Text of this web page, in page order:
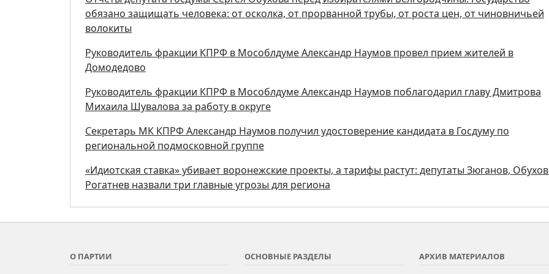
обязано защищать человека: от осколка, от прорванной трубы, от роста цен, от чиновничьей
волокиты
Руководитель фракции КПРФ в Мособлдуме Александр Наумов провел прием жителей в
Домодедово
Руководитель фракции КПРФ в Мособлдуме Александр Наумов поблагодарил главу Дмитрова
Михаила Шувалова за работу в округе
Секретарь МК КПРФ Александр Наумов получил удостоверение кандидата в Госдуму по
региональной подмосковной группе
«Идиотская ставка» убивает воронежские проекты, а тарифы растут: депутаты Зюганов,
Рогатнев назвали три главные угрозы для региона
О ПАРТИИ
ОСНОВНЫЕ РАЗДЕЛЫ
АРХИВ МАТЕРИАЛОВ